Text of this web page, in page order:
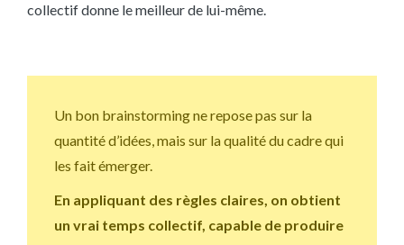
collectif donne le meilleur de lui-même.
Un bon brainstorming ne repose pas sur la
quantité d’idées, mais sur la qualité du cadre qui
les fait émerger.
En appliquant des règles claires, on obtient
un vrai temps collectif, capable de produire